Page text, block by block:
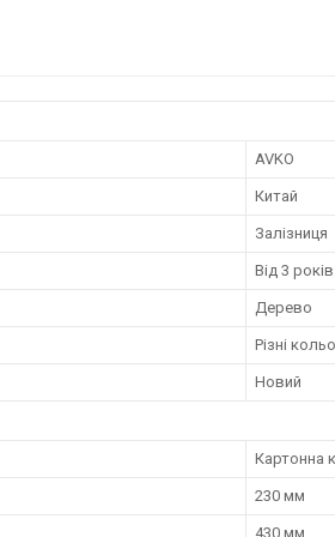
AVKO
Китай
Залізниця
Від 3 років
Дерево
Різні
Новий
Картонна
230 мм
430 мм